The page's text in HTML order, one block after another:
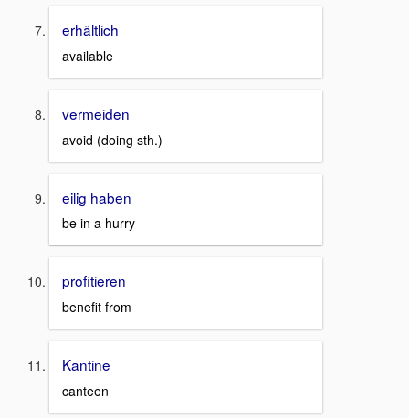
erhältlich
available
vermeiden
avoid (doing sth.)
eilig haben
be in a hurry
profitieren
benefit from
Kantine
canteen